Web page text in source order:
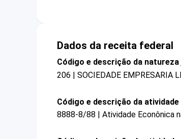
Dados da receita federal
Código e descrição da
206 | SOCIEDADE EMPRESARIA
Código e descrição da
8888-8/88 | Atividade Econônica